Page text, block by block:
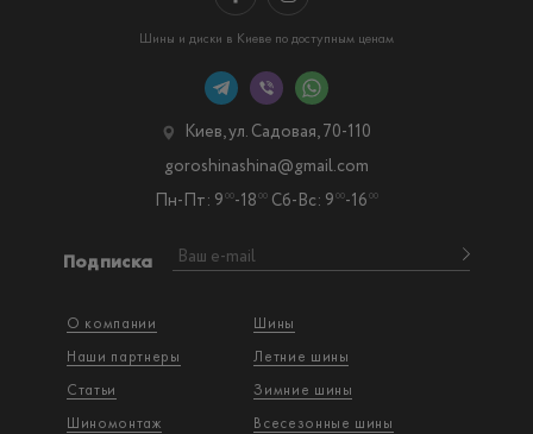
Шины и диски в Киеве по доступным ценам
О компании
Наши партнеры
Статьи
Шиномонтаж
Шины
Летние шины
Зимние шины
Всесезонные шины
Подписка
Киев, ул. Садовая, 70-110
Пн-Пт: 9 00-18 00 Сб-Вс: 9 00-16 00
goroshinashina@gmail.com